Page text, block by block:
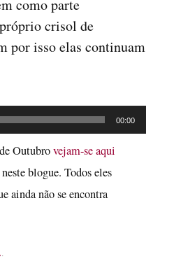
como parte
crisol de
por isso elas continuam
00:00
Outubrovejam-se aqui
blogue. Todos eles
ainda não se encontra
.